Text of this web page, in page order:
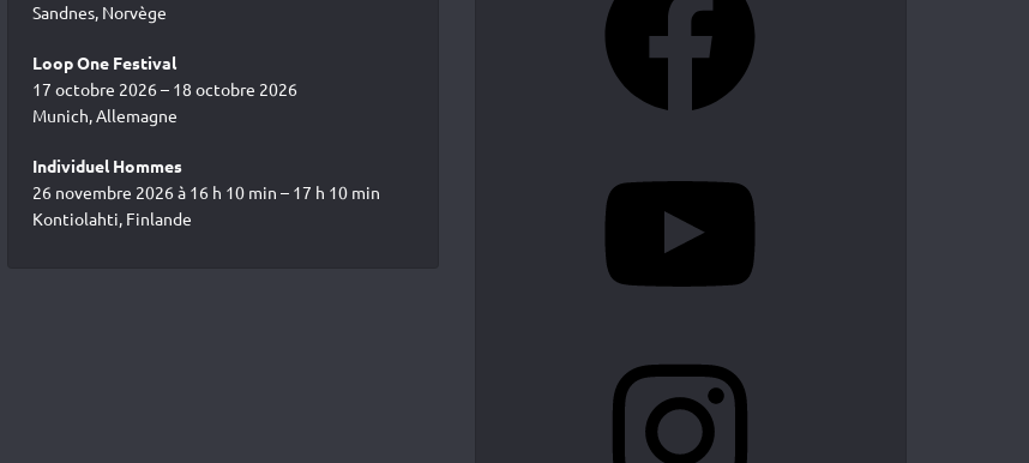
Sandnes, Norvège
Loop One Festival
17 octobre 2026 – 18 octobre 2026
Munich, Allemagne
Individuel Hommes
26 novembre 2026 à 16 h 10 min – 17 h 10 min
Kontiolahti, Finlande